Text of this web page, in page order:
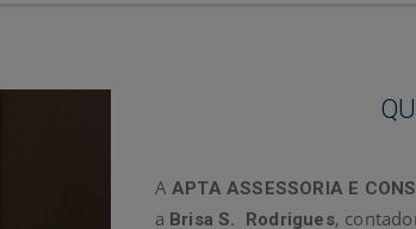
AAPTA ASSESSORIA E
a Brisa S. Rodrigues,